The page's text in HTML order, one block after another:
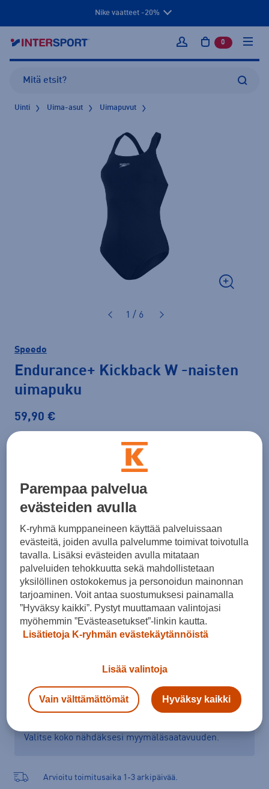
Nike vaatteet -20%
Kirjaudu sisään
0 tuotetta
Uinti Uima-asut Uimapuvut
1 / 6
Speedo
Endurance+ Kickback W -naisten
uimapuku
59,90 €
Koko
28 30 32 34 36 38
44
Kokotaulukko
Lisää ostoskoriin
Verkkokauppa: SaatavillaMyymälät: Saatavilla
Valitse koko nähdäksesi myymäläsaatavuuden.
Arvioitu toimitusaika 1-3 arkipäivää.
Parempaa palvelua
evästeiden avulla
K-ryhmä kumppaneineen käyttää palveluissaan
evästeitä, joiden avulla palvelumme toimivat toivotulla
tavalla. Lisäksi evästeiden avulla mitataan
palveluiden tehokkuutta sekä mahdollistetaan
yksilöllinen ostokokemus ja personoidun mainonnan
tarjoaminen. Voit antaa suostumuksesi painamalla
”Hyväksy kaikki”. Pystyt muuttamaan valintojasi
myöhemmin ”Evästeasetukset”-linkin kautta.
Lisätietoja K-ryhmän evästekäytännöistä
Lisää valintoja
Vain välttämättömät Hyväksy kaikki